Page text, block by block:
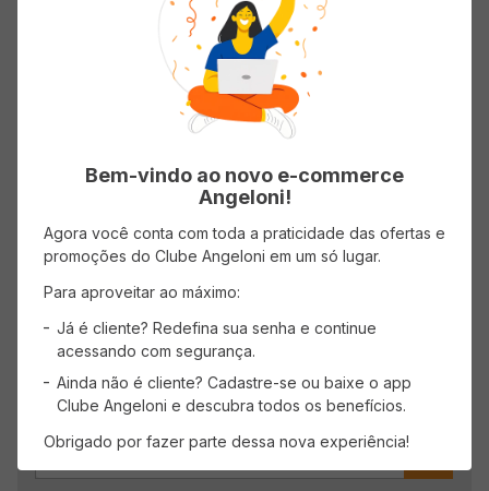
Mostrando 1-1 de 1 produtos
1
CADASTRE-SE
Receba promoções, novidades e descontos
Bem-vindo ao novo e-commerce
Angeloni!
Agora você conta com toda a praticidade das ofertas e
promoções do Clube Angeloni em um só lugar.
Para aproveitar ao máximo:
Já é cliente? Redefina sua senha e continue
acessando com segurança.
Ainda não é cliente? Cadastre-se ou baixe o app
Clube Angeloni e descubra todos os benefícios.
Obrigado por fazer parte dessa nova experiência!